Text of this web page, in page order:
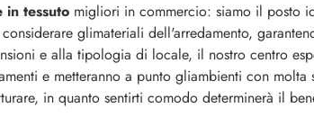
in tessuto migliori in commercio: siamo il posto
glimateriali dell'arredamento,
e alla tipologia di locale, il nostro centro
e metteranno a punto gliambienti con
in quanto sentirti comodo determinerà il